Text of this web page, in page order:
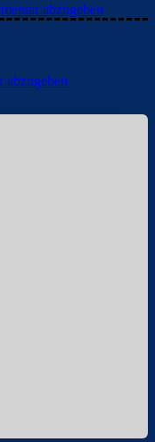
abzugeben
abzugeben